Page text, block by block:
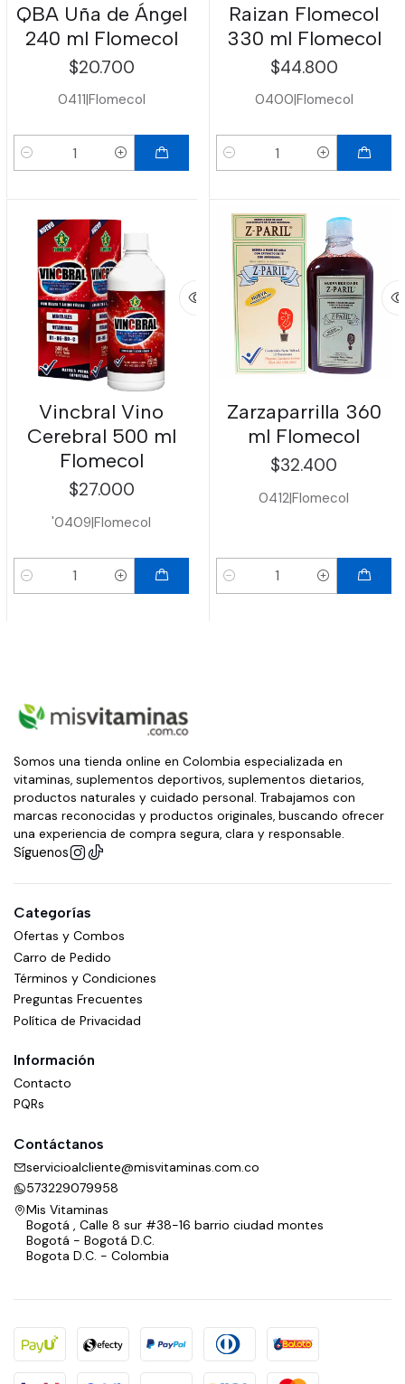
QBA Uña de Ángel
240 ml Flomecol
$20.700
0411|Flomecol
Cantidad
Raizan Flomecol
330 ml Flomecol
$44.800
0400|Flomecol
Cantidad
Vincbral Vino
Cerebral 500 ml
Flomecol
$27.000
'0409|Flomecol
Cantidad
Zarzaparrilla 360
ml Flomecol
$32.400
0412|Flomecol
Cantidad
Somos una tienda online en Colombia especializada en
vitaminas, suplementos deportivos, suplementos dietarios,
productos naturales y cuidado personal. Trabajamos con
marcas reconocidas y productos originales, buscando ofrecer
una experiencia de compra segura, clara y responsable.
Síguenos
Categorías
Ofertas y Combos
Carro de Pedido
Términos y Condiciones
Preguntas Frecuentes
Política de Privacidad
Información
Contacto
PQRs
Contáctanos
servicioalcliente@misvitaminas.com.co
573229079958
Mis Vitaminas
Bogotá , Calle 8 sur #38-16 barrio ciudad montes
Bogotá - Bogotá D.C.
Bogota D.C. - Colombia